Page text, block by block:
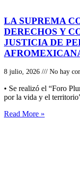
LA SUPREMA
DERECHOS Y
JUSTICIA DE
8 julio, 2026 No hay
• Se realizó el “Foro
por la vida y el
Read More »